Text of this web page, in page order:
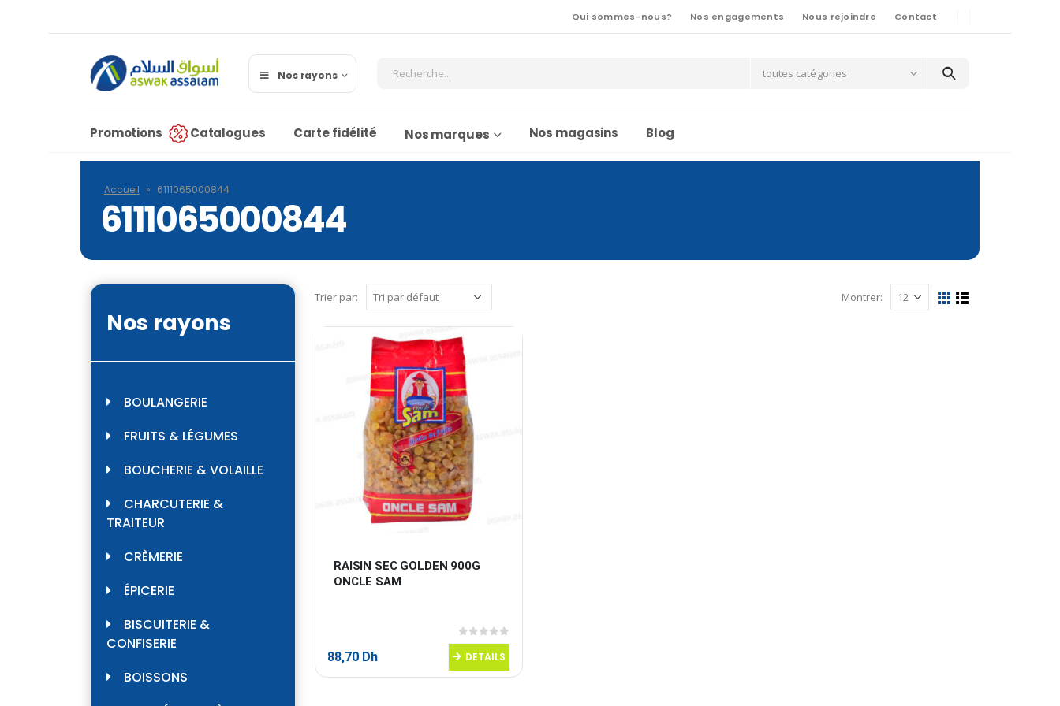
Qui sommes-nous? Nos engagements Nous rejoindre Contact
Nos rayons toutes catégories
Promotions Catalogues Carte fidélité Nos marques Nos magasins Blog
Accueil » 6111065000844
6111065000844
Trier par: Montrer:
RAISIN SEC GOLDEN 900G
ONCLE SAM
0sur 5
88,70 Dh DETAILS
Nos rayons
BOULANGERIE
FRUITS & LÉGUMES
BOUCHERIE & VOLAILLE
CHARCUTERIE &
TRAITEUR
CRÈMERIE
ÉPICERIE
BISCUITERIE &
CONFISERIE
BOISSONS